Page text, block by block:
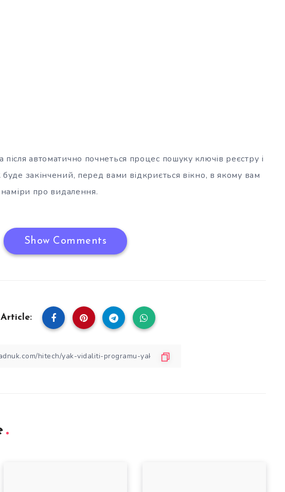
а після автоматично почнеться процес пошуку ключів реєстру і
закінчений, перед вами відкриється вікно, в якому вам
про видалення.
Show Comments